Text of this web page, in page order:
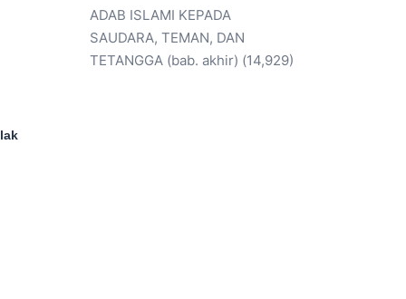
ADAB ISLAMI KEPADA
SAUDARA, TEMAN, DAN
TETANGGA (bab. akhir) (14,929)